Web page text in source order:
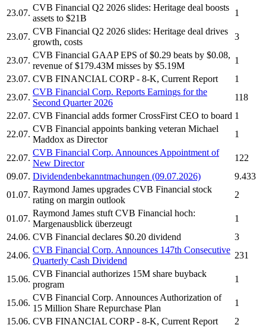
23.07.
CVB Financial Q2 2026 slides: Heritage deal boosts
assets to $21B
1
23.07.
CVB Financial Q2 2026 slides: Heritage deal drives
growth, costs
3
23.07.
CVB Financial GAAP EPS of $0.29 beats by $0.08,
revenue of $179.43M misses by $5.19M
1
23.07. CVB FINANCIAL CORP- 8-K, Current Report
1
23.07.
CVB Financial Corp. Reports Earnings for the
Second Quarter 2026
118
22.07. CVB Financial adds former CrossFirst CEO to board 1
22.07.
CVB Financial appoints banking veteran Michael
Maddox as Director
1
22.07.
CVB Financial Corp. Announces Appointment of
New Director
122
09.07. Dividendenbekanntmachungen (09.07.2026)
9.433
01.07.
Raymond James upgrades CVB Financial stock
rating on margin outlook
2
01.07.
Raymond James stuft CVB Financial hoch:
Margenausblick überzeugt
1
24.06. CVB Financial declares $0.20 dividend
3
24.06.
CVB Financial Corp. Announces 147th Consecutive
Quarterly Cash Dividend
231
15.06.
CVB Financial authorizes 15M share buyback
program
1
15.06.
CVB Financial Corp. Announces Authorization of
15 Million Share Repurchase Plan
1
15.06. CVB FINANCIAL CORP- 8-K, Current Report
2